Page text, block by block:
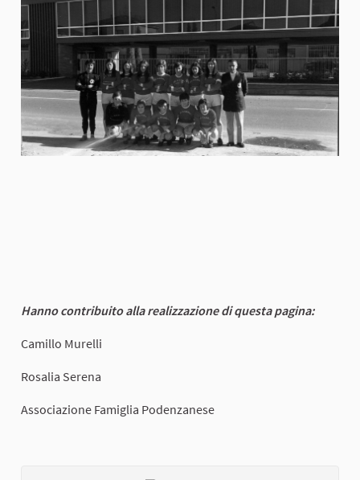
Hanno contribuito alla realizzazione di questa pagina:
Camillo Murelli
Rosalia Serena
Associazione Famiglia Podenzanese